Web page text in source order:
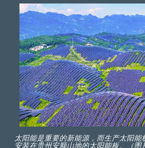
太阳能是重要的新能源，而生产太阳能
安装在贵州安顺山地的太阳能板。（图